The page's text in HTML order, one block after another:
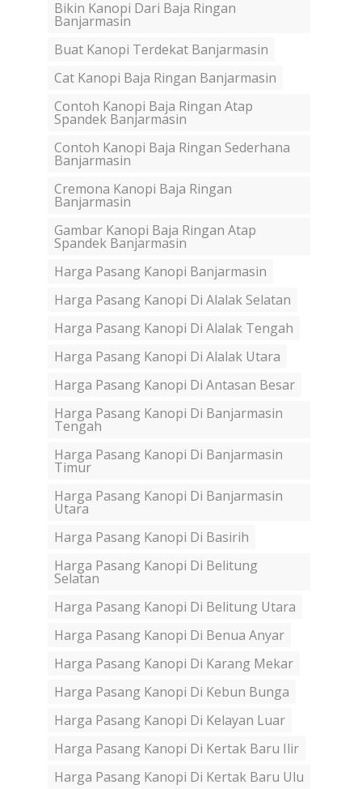
Bikin Kanopi Dari Baja Ringan
Banjarmasin
Buat Kanopi Terdekat Banjarmasin
Cat Kanopi Baja Ringan Banjarmasin
Contoh Kanopi Baja Ringan Atap
Spandek Banjarmasin
Contoh Kanopi Baja Ringan Sederhana
Banjarmasin
Cremona Kanopi Baja Ringan
Banjarmasin
Gambar Kanopi Baja Ringan Atap
Spandek Banjarmasin
Harga Pasang Kanopi Banjarmasin
Harga Pasang Kanopi Di Alalak Selatan
Harga Pasang Kanopi Di Alalak Tengah
Harga Pasang Kanopi Di Alalak Utara
Harga Pasang Kanopi Di Antasan Besar
Harga Pasang Kanopi Di Banjarmasin
Tengah
Harga Pasang Kanopi Di Banjarmasin
Timur
Harga Pasang Kanopi Di Banjarmasin
Utara
Harga Pasang Kanopi Di Basirih
Harga Pasang Kanopi Di Belitung
Selatan
Harga Pasang Kanopi Di Belitung Utara
Harga Pasang Kanopi Di Benua Anyar
Harga Pasang Kanopi Di Karang Mekar
Harga Pasang Kanopi Di Kebun Bunga
Harga Pasang Kanopi Di Kelayan Luar
Harga Pasang Kanopi Di Kertak Baru Ilir
Harga Pasang Kanopi Di Kertak Baru Ulu